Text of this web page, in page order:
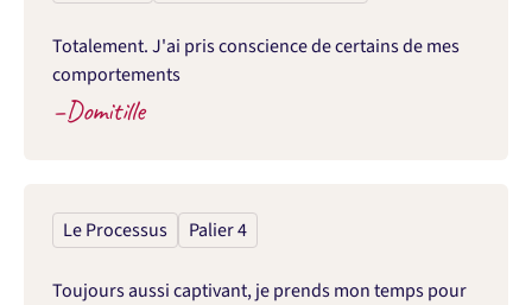
Totalement. J'ai pris conscience de certains de mes
comportements
–Domitille
Le Processus Palier 4
Toujours aussi captivant, je prends mon temps pour